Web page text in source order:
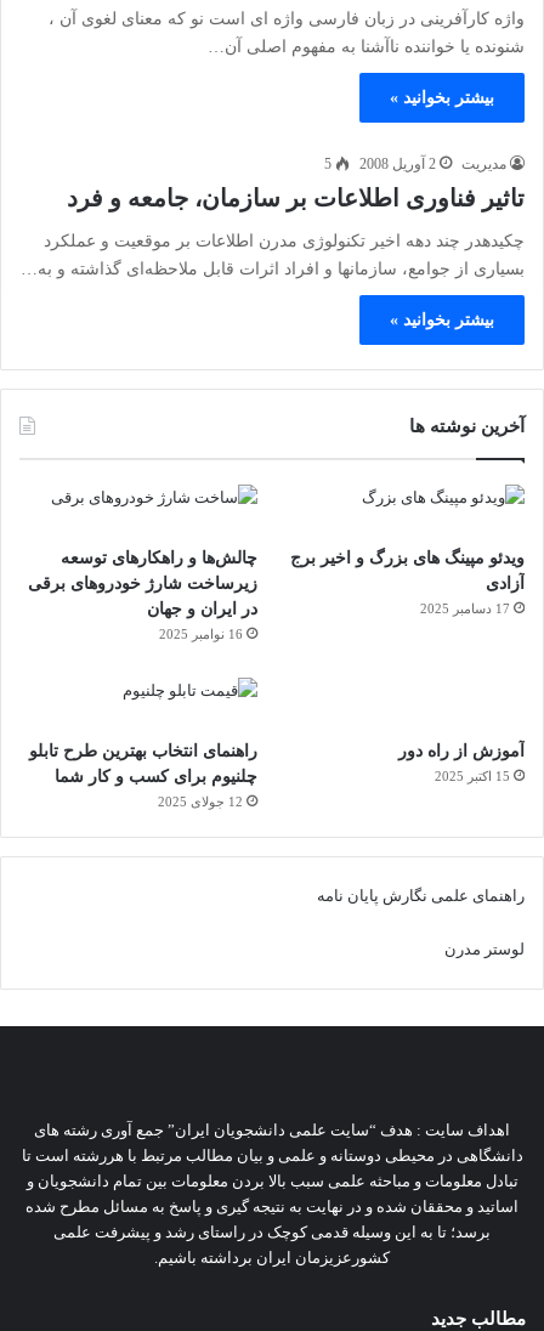
واژه کارآفرينی در زبان فارسی واژه ای است نو که معنای لغوی آن ،
شنونده يا خواننده ناآشنا به مفهوم اصلی آن…
بیشتر بخوانید »
مدیریت 2 آوریل 2008 5
تاثیر فناوری اطلاعات بر سازمان، جامعه و فرد
چكیدهدر چند دهه اخیر تكنولوژی مدرن اطلاعات بر موقعیت و عملكرد
بسیاری از جوامع، سازمانها و افراد اثرات قابل ملاحظه‌ای گذاشته و به…
بیشتر بخوانید »
آخرین نوشته ها
ویدئو مپینگ های بزرگ و اخیر برج
آزادی
17 دسامبر 2025
چالش‌ها و راهکارهای توسعه
زیرساخت شارژ خودروهای برقی
در ایران و جهان
16 نوامبر 2025
آموزش از راه دور
15 اکتبر 2025
راهنمای انتخاب بهترین طرح تابلو
چلنیوم برای کسب و کار شما
12 جولای 2025
راهنمای علمی نگارش پایان نامه
لوستر مدرن
اهداف سایت : هدف “سایت علمی دانشجویان ایران” جمع آوری رشته های
دانشگاهی در محیطی دوستانه و علمی و بیان مطالب مرتبط با هررشته است تا
تبادل معلومات و مباحثه علمی سبب بالا بردن معلومات بین تمام دانشجویان و
اساتید و محققان شده و در نهایت به نتیجه گیری و پاسخ به مسائل مطرح شده
برسد؛ تا به این وسیله قدمی کوچک در راستای رشد و پیشرفت علمی
کشورعزیزمان ایران برداشته باشیم.
مطالب جدید